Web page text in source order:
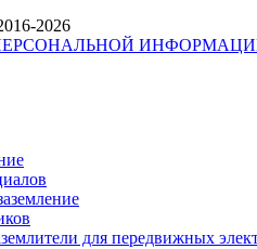
2026
для передвижных